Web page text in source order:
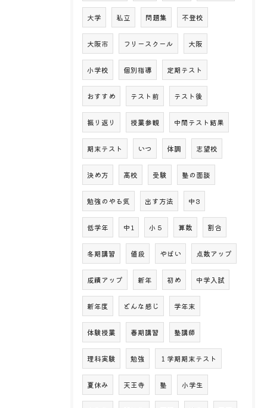
大学 私立 問題集 不登校
大阪市 フリースクール 大阪
小学校 個別指導 定期テスト
おすすめ テスト前 テスト後
振り返り 授業参観 中間テスト結果
期末テスト いつ 体調 志望校
決め方 高校 受験 塾の面談
勉強のやる気 出す方法 中3
低学年 中1 小５ 算数 割合
冬期講習 値段 やばい 点数アップ
成績アップ 新年 初め 中学入試
新年度 どんな感じ 学年末
体験授業 春期講習 塾講師
理科実験 勉強 １学期期末テスト
夏休み 天王寺 塾 小学生